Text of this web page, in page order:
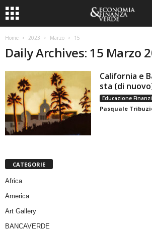
Home 2023 Marzo 15
Daily Archives: 15 Marzo
California e
sta (di
Educazione
Pasquale
CATEGORIE
Africa
America
Art Gallery
BANCAVERDE